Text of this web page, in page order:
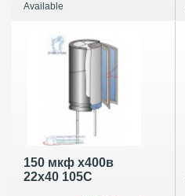
Available
150 мкф х400в
22х40 105С